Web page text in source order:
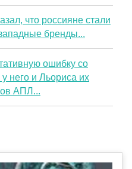
что россияне стали
бренды...
ошибку со
него и Льориса их
АПЛ...